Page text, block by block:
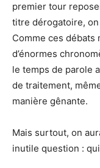
premier tour
titre dérogatoire,
Comme ces
d’énormes
le temps de parole
de traitement,
manière gênante.
Mais surtout, on
inutile question :